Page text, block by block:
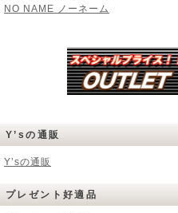
NO NAME ノーネーム
Y’sの通販
Y’sの通販
プレゼント好適品